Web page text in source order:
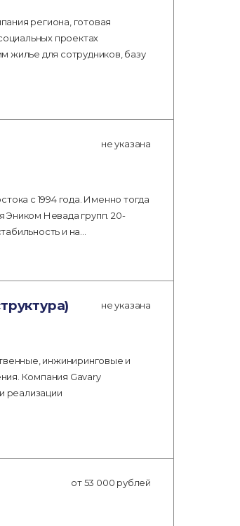
региона, готовая
проектах
жилье для сотрудников, базу
не указана
с 1994 года. Именно тогда
Эником Невада групп. 20-
и на…
не указана
инжиниринговые и
Компания Gavary
реализации
от 53 000 рублей